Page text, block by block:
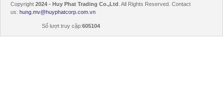
Copyright 2024 - Huy Phat Trading Co.,Ltd . All Rights Reserved. Contact
us: hung.mv@huyphatcorp.com.vn
Số lượt truy cập:605104